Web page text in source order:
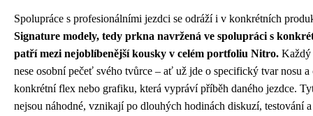
Spolupráce s profesionálními jezdci se odráží i v konkrétních
Signature modely, tedy prkna navržená ve spolupráci s
patří mezi nejoblíbenější kousky v celém portfoliu Nitro. Každý
nese osobní pečeť svého tvůrce – ať už jde o specifický tvar nosu a
konkrétní flex nebo grafiku, která vypráví příběh daného jezdce.
nejsou náhodné, vznikají po dlouhých hodinách diskuzí, testování